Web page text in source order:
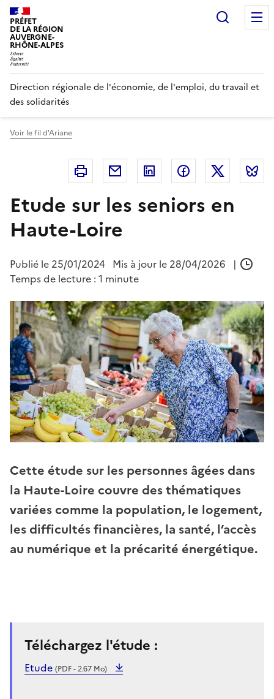
Panneau de gestion des cookies
PRÉFET
DE LA RÉGION
AUVERGNE-
RHÔNE-ALPES
Direction régionale de l'économie, de l'emploi, du travail et
des solidarités
Voir le fil d'Ariane
Imprimer Courriel Linkedin FacebookTwitter
Etude sur les seniors en
Haute-Loire
Publié le 25/01/2024 Mis à jour le 28/04/2026
|
Temps de lecture : 1 minute
Cette étude sur les personnes âgées dans
la Haute-Loire couvre des thématiques
variées comme la population, le logement,
les difficultés financières, la santé, l’accès
au numérique et la précarité énergétique.
Téléchargez l'étude :
Etude (PDF - 2.67 Mo)